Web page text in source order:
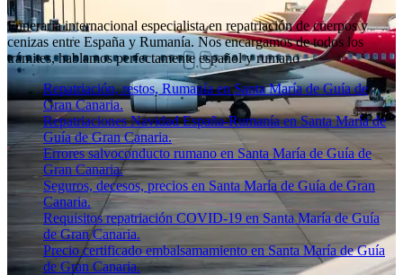
Funeraria internacional especialista en repatriación de cuerpos y
cenizas entre España y Rumanía. Nos encargamos de todos los
trámites, hablamos perfectamente español y rumano
Repatriación, restos, Rumanía en Santa María de Guía de
Gran Canaria.
Repatriaciones Navidad España-Rumanía en Santa María de
Guía de Gran Canaria.
Errores salvoconducto rumano en Santa María de Guía de
Gran Canaria.
Seguros, decesos, precios en Santa María de Guía de Gran
Canaria.
Requisitos repatriación COVID-19 en Santa María de Guía
de Gran Canaria.
Precio certificado embalsamamiento en Santa María de Guía
de Gran Canaria.